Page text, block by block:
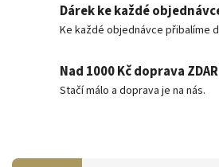
Dárek ke každé
Ke každé objednávce přibalíme
Nad 1000 Kč doprava
Stačí málo a doprava je na nás.